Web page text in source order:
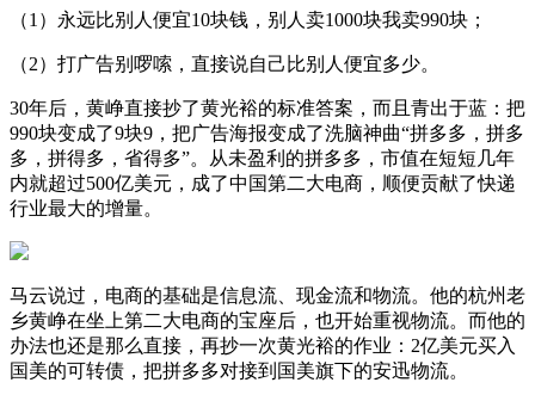
（1）永远比别人便宜10块钱，别人卖1000块我卖990块；
（2）打广告别啰嗦，直接说自己比别人便宜多少。
30年后，黄峥直接抄了黄光裕的标准答案，而且青出于蓝：把
990块变成了9块9，把广告海报变成了洗脑神曲“拼多多，拼多
多，拼得多，省得多”。从未盈利的拼多多，市值在短短几年
内就超过500亿美元，成了中国第二大电商，顺便贡献了快递
行业最大的增量。
马云说过，电商的基础是信息流、现金流和物流。他的杭州老
乡黄峥在坐上第二大电商的宝座后，也开始重视物流。而他的
办法也还是那么直接，再抄一次黄光裕的作业：2亿美元买入
国美的可转债，把拼多多对接到国美旗下的安迅物流。